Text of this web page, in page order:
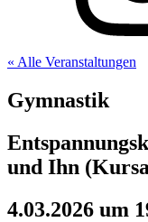
« Alle Veranstaltungen
Gymnastik
und Ihn
4.03.2026 um